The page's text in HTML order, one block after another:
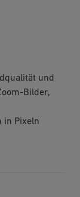
und
Bilder,
in Pixeln